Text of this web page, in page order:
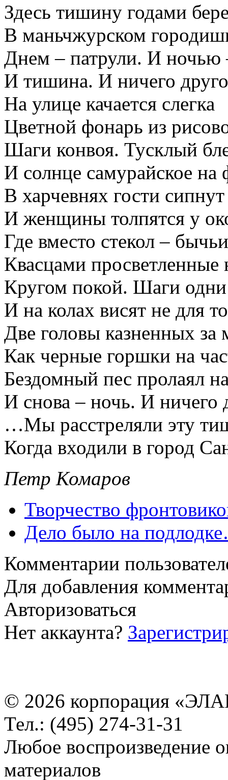
Здесь тишину годами
В маньчжурском
Днем – патрули. И ночью
И тишина. И ничего
На улице качается слегка
Цветной фонарь из
Шаги конвоя. Тусклый
И солнце самурайское на
В харчевнях гости
И женщины толпятся у
Где вместо стекол –
Квасцами
Кругом покой. Шаги
И на колах висят не для
Две головы казненных за
Как черные горшки на
Бездомный пес пролаял
И снова – ночь. И ничего
…Мы расстреляли эту
Когда входили в город
Петр Комаров
Творчество
Дело было на
Комментарии
Для добавления
Авторизоваться
Нет аккаунта?
© 2026 корпорация
Тел.: (495) 274-31-31
Любое воспроизведение
материалов